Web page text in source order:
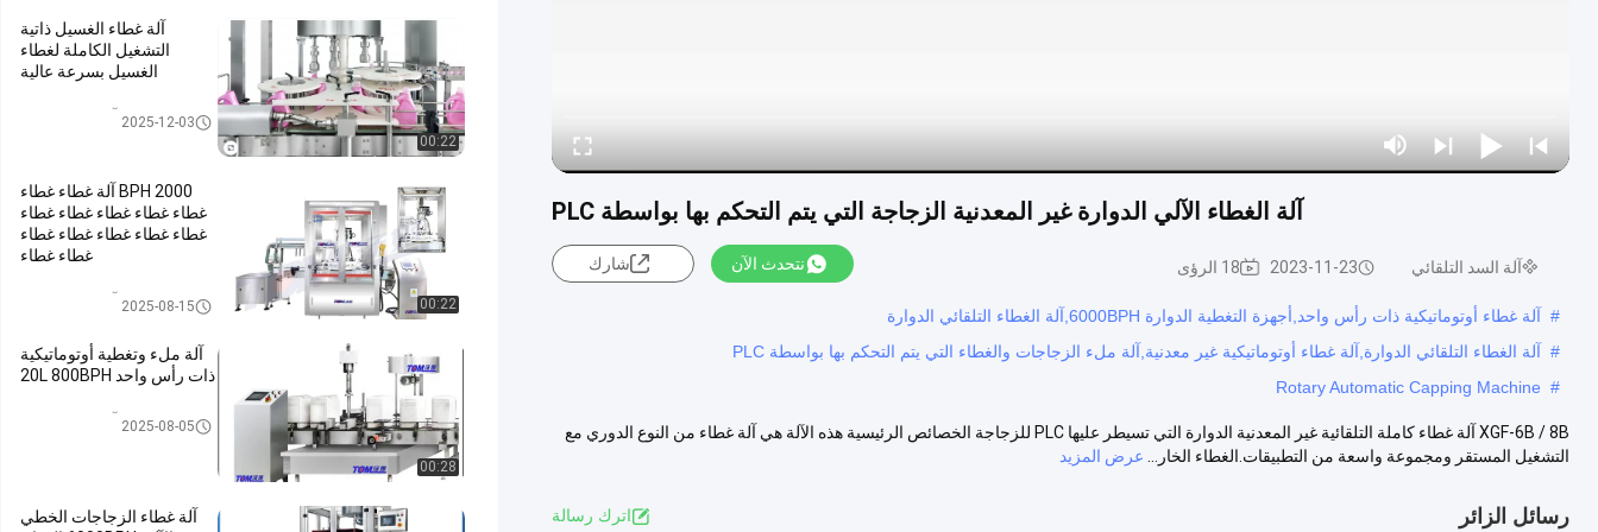
آلة الغطاء الآلي الدوارة غير المعدنية الزجاجة التي يتم التحكم بها بواسطة PLC
آلة السد التلقائي 2023-11-23 18 الرؤى نتحدث الآن شارك
# آلة غطاء أوتوماتيكية ذات رأس واحد,أجهزة التغطية الدوارة 6000BPH,آلة الغطاء التلقائي الدوارة
# آلة الغطاء التلقائي الدوارة,آلة غطاء أوتوماتيكية غير معدنية,آلة ملء الزجاجات والغطاء التي يتم التحكم بها بواسطة PLC
#
Rotary Automatic Capping Machine
XGF-6B / 8B آلة غطاء كاملة التلقائية غير المعدنية الدوارة التي تسيطر عليها PLC للزجاجة الخصائص الرئيسية هذه الآلة هي آلة غطاء من النوع الدوري مع
التشغيل المستقر ومجموعة واسعة من التطبيقات.الغطاء الخار...
عرض المزيد
رسائل الزائر اترك رسالة
00:22
آلة غطاء الغسيل ذاتية
التشغيل الكاملة لغطاء
الغسيل بسرعة عالية
2025-12-03
00:22
2000 BPH آلة غطاء غطاء
غطاء غطاء غطاء غطاء غطاء
غطاء غطاء غطاء غطاء غطاء
غطاء غطاء
2025-08-15
00:28
آلة ملء وتغطية أوتوماتيكية
ذات رأس واحد 20L 800BPH
2025-08-05
آلة غطاء الزجاجات الخطي